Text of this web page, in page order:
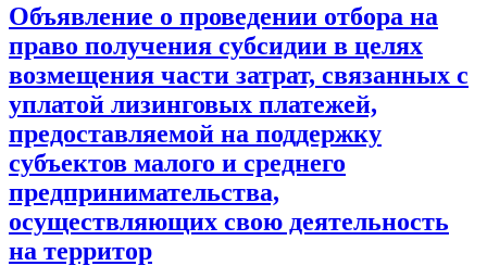
Объявление о проведении отбора на
право получения субсидии в целях
возмещения части затрат, связанных с
уплатой лизинговых платежей,
предоставляемой на поддержку
субъектов малого и среднего
предпринимательства,
осуществляющих свою деятельность
на территор